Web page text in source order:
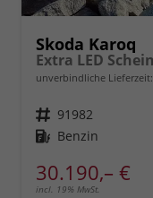
Skoda Karoq
unverbindliche Lieferzeit:
Fahrzeugnr. 91982
Kraftstoff Benzin
30.190,– €
incl. 19% MwSt.